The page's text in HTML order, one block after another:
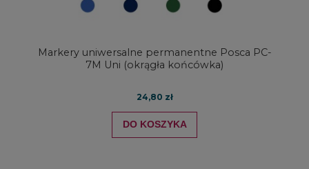
Markery uniwersalne permanentne Posca PC-
7M Uni (okrągła końcówka)
24,80 zł
DO KOSZYKA